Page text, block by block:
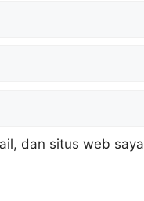
dan situs web